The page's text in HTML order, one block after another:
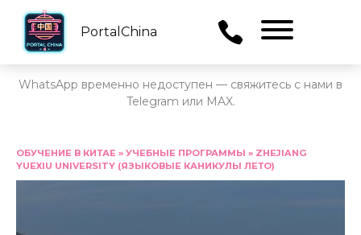
PortalChina
WhatsApp временно недоступен — свяжитесь с нами в
Telegram или MAX.
содержанию
ОБУЧЕНИЕ В КИТАЕ » УЧЕБНЫЕ ПРОГРАММЫ » ZHEJIANG
YUEXIU UNIVERSITY (ЯЗЫКОВЫЕ КАНИКУЛЫ ЛЕТО)